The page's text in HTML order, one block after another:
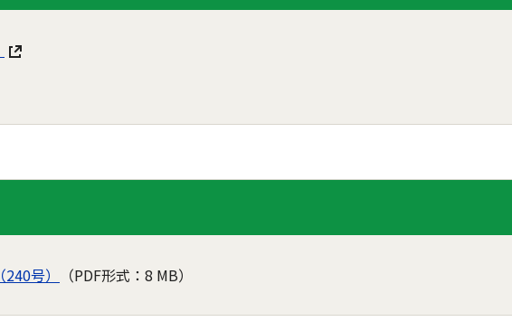
号） （PDF形式：8 MB）